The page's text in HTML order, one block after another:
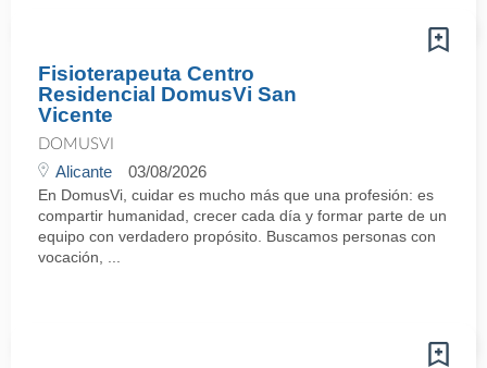
Fisioterapeuta Centro
Residencial DomusVi San
Vicente
DOMUSVI
Alicante 03/08/2026
En DomusVi, cuidar es mucho más que una profesión: es
compartir humanidad, crecer cada día y formar parte de un
equipo con verdadero propósito. Buscamos personas con
vocación, ...